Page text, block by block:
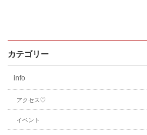
カテゴリー
info
アクセス♡
イベント